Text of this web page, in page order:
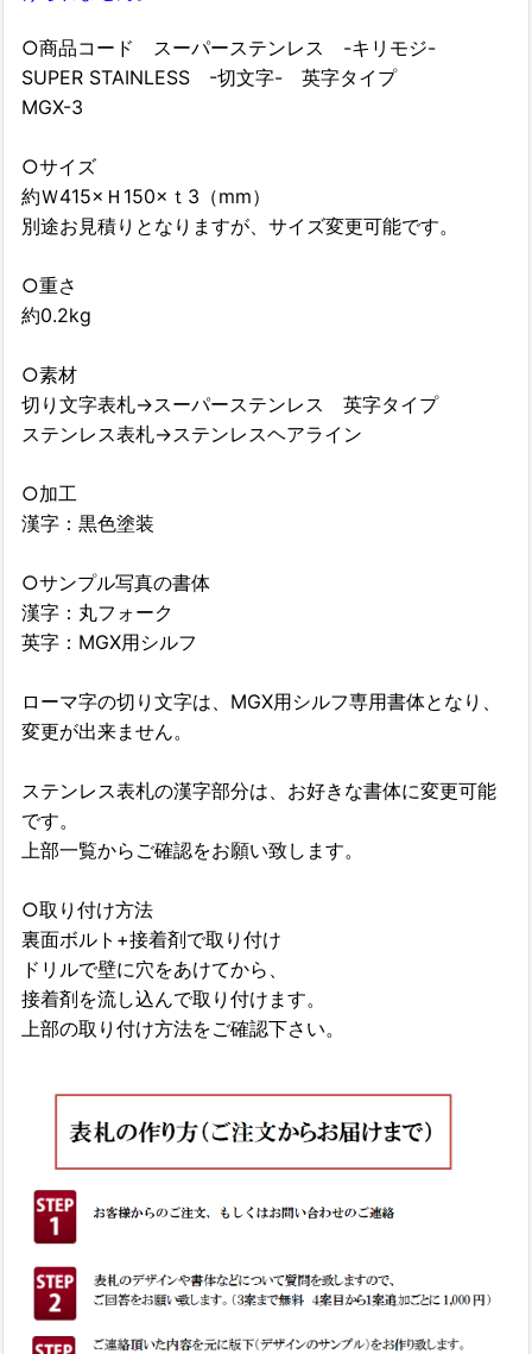
○商品コード スーパーステンレス -キリモジ-
SUPER STAINLESS -切文字- 英字タイプ
MGX-3
○サイズ
約Ｗ415×Ｈ150×ｔ3（mm）
別途お見積りとなりますが、サイズ変更可能です。
○重さ
約0.2kg
○素材
切り文字表札→スーパーステンレス 英字タイプ
ステンレス表札→ステンレスヘアライン
○加工
漢字：黒色塗装
○サンプル写真の書体
漢字：丸フォーク
英字：MGX用シルフ
ローマ字の切り文字は、MGX用シルフ専用書体となり、
変更が出来ません。
ステンレス表札の漢字部分は、お好きな書体に変更可能
です。
上部一覧からご確認をお願い致します。
○取り付け方法
裏面ボルト+接着剤で取り付け
ドリルで壁に穴をあけてから、
接着剤を流し込んで取り付けます。
上部の取り付け方法をご確認下さい。